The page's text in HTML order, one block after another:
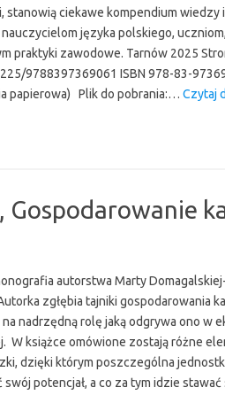
stanowią ciekawe kompendium wiedzy
języka polskiego,
praktyki zawodowe. Tarnów 2025
9788397369061 ISBN 978-83-
papierowa) Plik do pobrania:… Czytaj
Gospodarowanie
autorstwa Marty
zgłębia tajniki gospodarowania
nadrzędną rolę jaką odgrywa ono w
W książce omówione zostają różne
dzięki którym poszczególna
potencjał, a co za tym idzie stawać